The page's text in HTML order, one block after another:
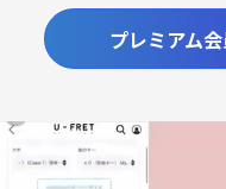
プレミアム